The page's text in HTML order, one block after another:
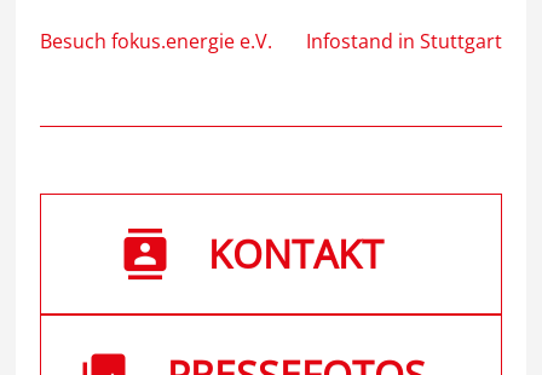
Besuch fokus.energie e.V. Infostand in Stuttgart
KONTAKT